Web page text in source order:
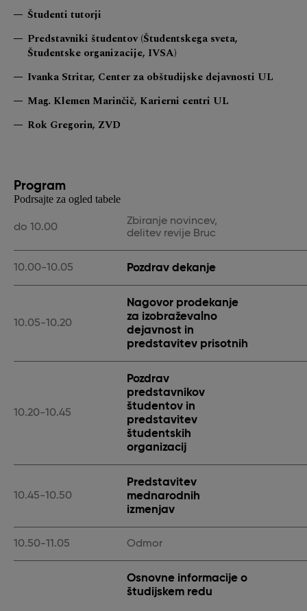
Študenti tutorji
Predstavniki študentov (Študentskega sveta,
Študentske organizacije, IVSA)
Ivanka Stritar, Center za obštudijske dejavnosti UL
Mag. Klemen Marinčič, Karierni centri UL
Rok Gregorin, ZVD
Program
Podrsajte za ogled tabele
do 10.00
Zbiranje novincev,
delitev revije Bruc
10.00-10.05 Pozdrav dekanje
10.05-10.20
Nagovor prodekanje
za izobraževalno
dejavnost in
predstavitev prisotnih
10.20-10.45
Pozdrav
predstavnikov
študentov in
predstavitev
študentskih
organizacij
10.45-10.50
Predstavitev
mednarodnih
izmenjav
10.50-11.05 Odmor
Osnovne informacije o
študijskem redu